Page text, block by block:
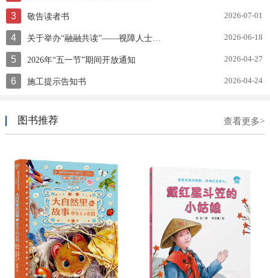
3 敬告读者书 2026-07-01
4 2026-06-18
5 2026年“五一节”期间开放通知 2026-04-27
6 施工提示告知书 2026-04-24
图书推荐 查看更多>